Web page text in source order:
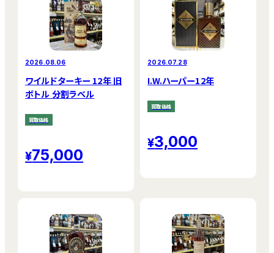
2026.08.06
ワイルドターキー 12年 旧
ボトル 分割ラベル
買取価格
75,000
2026.07.28
I.W.ハーパー12年
買取価格
3,000